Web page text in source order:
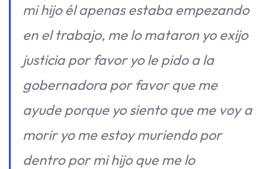
mi hijo él apenas estaba empezando
en el trabajo, me lo mataron yo exijo
justicia por favor yo le pido a la
gobernadora por favor que me
ayude porque yo siento que me voy a
morir yo me estoy muriendo por
dentro por mi hijo que me lo